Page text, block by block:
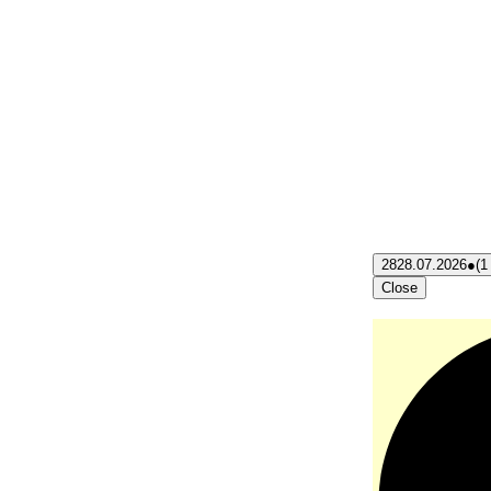
2828.07.2026●(1
Close